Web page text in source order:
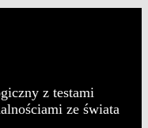
z testami
ze świata